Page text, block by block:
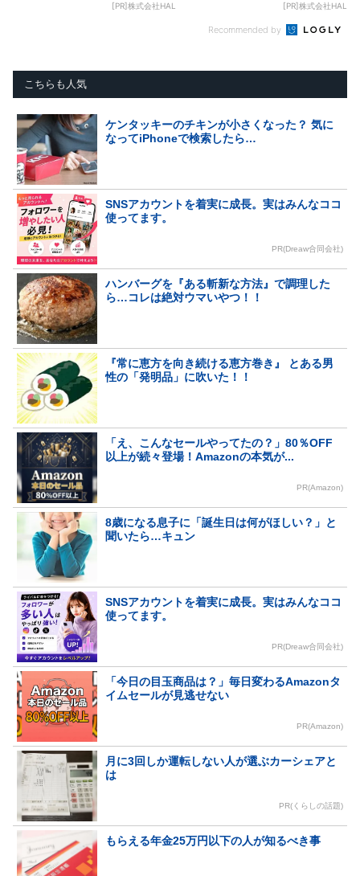
[PR]株式会社HAL [PR]株式会社HAL
Recommended by
こちらも人気
ケンタッキーのチキンが小さくなった？ 気に
なってiPhoneで検索したら…
SNSアカウントを着実に成長。実はみんなココ
使ってます。
PR(Dreaw合同会社)
ハンバーグを『ある斬新な方法』で調理した
ら…コレは絶対ウマいやつ！！
『常に恵方を向き続ける恵方巻き』 とある男
性の「発明品」に吹いた！！
「え、こんなセールやってたの？」80％OFF
以上が続々登場！Amazonの本気が...
PR(Amazon)
8歳になる息子に「誕生日は何がほしい？」と
聞いたら…キュン
SNSアカウントを着実に成長。実はみんなココ
使ってます。
PR(Dreaw合同会社)
「今日の目玉商品は？」毎日変わるAmazonタ
イムセールが見逃せない
PR(Amazon)
月に3回しか運転しない人が選ぶカーシェアと
は
PR(くらしの話題)
もらえる年金25万円以下の人が知るべき事